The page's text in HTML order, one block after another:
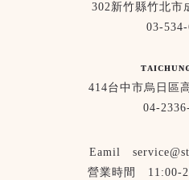
302新竹縣竹北市
03-
414台中市烏日區
04-
Eamil
營業時間 11:00-